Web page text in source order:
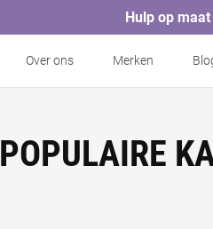
Hulp op
Over ons Merken
POPULAIRE